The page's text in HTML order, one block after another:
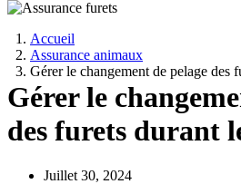
Accueil
Assurance animaux
Gérer le changement de pelage des
Gérer le
des furets durant
Juillet 30, 2024